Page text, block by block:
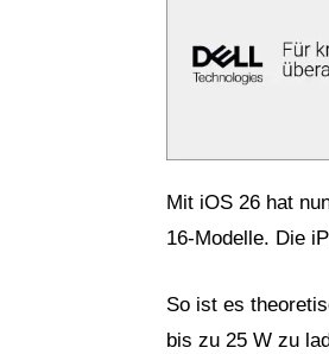
Mit iOS 26 hat
16-Modelle. Die
So ist es
bis zu 25 W zu